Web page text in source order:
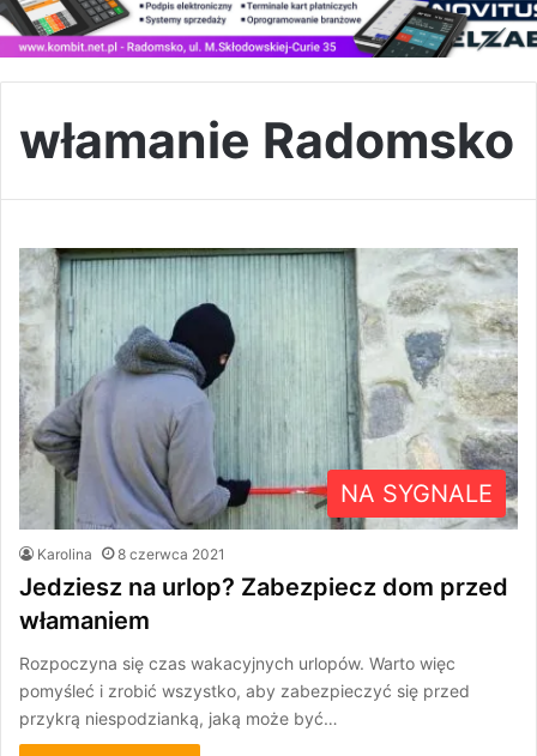
włamanie Radomsko
NA SYGNALE
Karolina 8 czerwca 2021
Jedziesz na urlop? Zabezpiecz dom przed
włamaniem
Rozpoczyna się czas wakacyjnych urlopów. Warto więc
pomyśleć i zrobić wszystko, aby zabezpieczyć się przed
przykrą niespodzianką, jaką może być…